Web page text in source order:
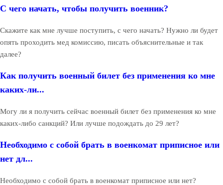
С чего начать, чтобы получить военник?
Скажите как мне лучше поступить, с чего начать? Нужно ли будет
опять проходить мед комиссию, писать объяснительные и так
далее?
Как получить военный билет без применения ко мне
каких-ли...
Могу ли я получить сейчас военный билет без применения ко мне
каких-либо санкций? Или лучше подождать до 29 лет?
Необходимо с собой брать в военкомат приписное или
нет дл...
Необходимо с собой брать в военкомат приписное или нет?